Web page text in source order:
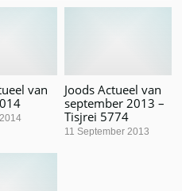
van
Joods Actueel van
september 2013 –
Tisjrei 5774
11 September 2013